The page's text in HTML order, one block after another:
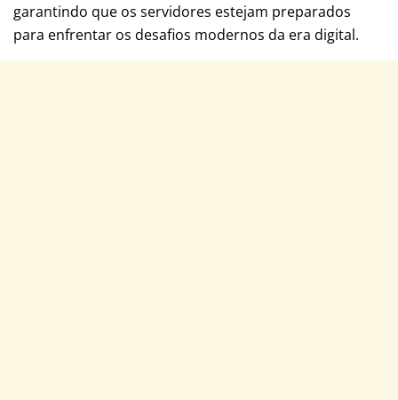
garantindo que os servidores estejam preparados
para enfrentar os desafios modernos da era digital.